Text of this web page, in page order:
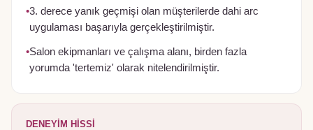
•3. derece yanık geçmişi olan müşterilerde dahi arc
uygulaması başarıyla gerçekleştirilmiştir.
•Salon ekipmanları ve çalışma alanı, birden fazla
yorumda 'tertemiz' olarak nitelendirilmiştir.
DENEYIM HISSI